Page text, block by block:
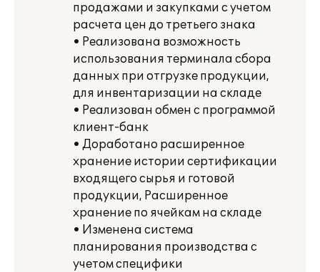
продажами и закупками с учетом
расчета цен до третьего знака
• Реализована возможность
использования терминала сбора
данных при отгрузке продукции,
для инвентаризации на складе
• Реализован обмен с программой
клиент-банк
• Доработано расширенное
хранение истории сертификации
входящего сырья и готовой
продукции, Расширенное
хранение по ячейкам на складе
• Изменена система
планирования производства с
учетом специфики